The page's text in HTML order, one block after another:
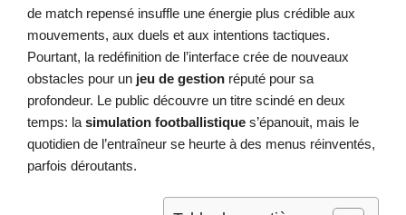
de match repensé insuffle une énergie plus crédible aux
mouvements, aux duels et aux intentions tactiques.
Pourtant, la redéfinition de l’interface crée de nouveaux
obstacles pour un jeu de gestion réputé pour sa
profondeur. Le public découvre un titre scindé en deux
temps: la simulation footballistique s’épanouit, mais le
quotidien de l’entraîneur se heurte à des menus réinventés,
parfois déroutants.